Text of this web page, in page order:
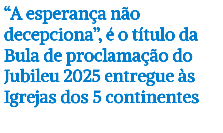
“A esperança não
decepciona”, é o título da
Bula de proclamação do
Jubileu 2025 entregue às
Igrejas dos 5 continentes